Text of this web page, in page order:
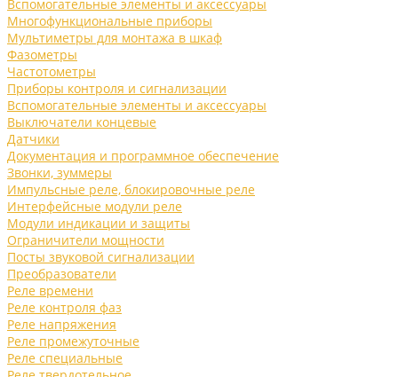
Вспомогательные элементы и аксессуары
Многофункциональные приборы
Мультиметры для монтажа в шкаф
Фазометры
Частотометры
Приборы контроля и сигнализации
Вспомогательные элементы и аксессуары
Выключатели концевые
Датчики
Документация и программное обеспечение
Звонки, зуммеры
Импульсные реле, блокировочные реле
Интерфейсные модули реле
Модули индикации и защиты
Ограничители мощности
Посты звуковой сигнализации
Преобразователи
Реле времени
Реле контроля фаз
Реле напряжения
Реле промежуточные
Реле специальные